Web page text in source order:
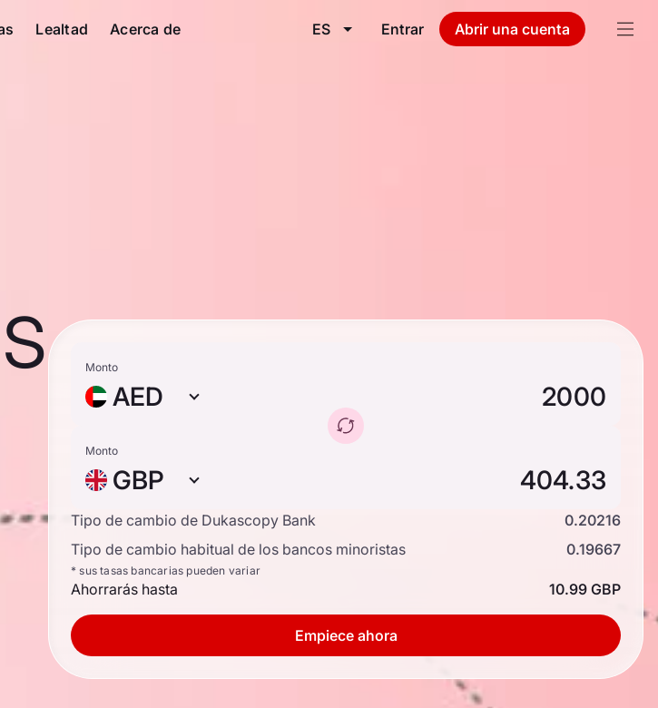
Lealtad Acerca de ES Entrar Abrir una cuenta
Monto
AED
Monto
GBP
Tipo de cambio de Dukascopy Bank
0.20216
Tipo de cambio habitual de los bancos minoristas
0.19667
* sus tasas bancarias pueden variar
Ahorrarás hasta 10.99 GBP
Empiece ahora